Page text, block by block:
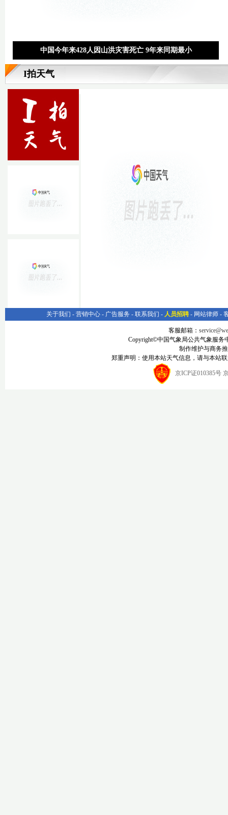
中国今年来428人因山洪灾害死亡 9年来同期最小
I拍天气
关于我们 - 营销中心 - 广告服务 - 联系我们 - 人员招聘 - 网站律师 -
客服邮箱：
Copyright©中国气象局公共气象服务
制作维护与商务
郑重声明：使用本站天气信息，请与本站
京ICP证010385号